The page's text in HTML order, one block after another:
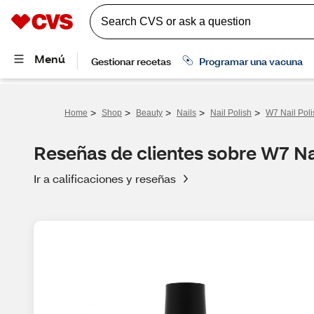
Home > Shop > Beauty > Nails > Nail Polish > W7 Nail
Reseñas de clientes sobre W7
Ir a calificaciones y reseñas